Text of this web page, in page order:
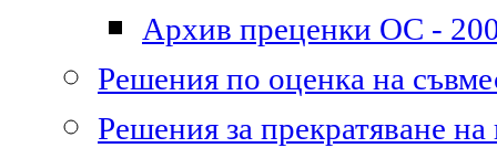
Архив преценки ОС -
Решения по оценка на
Решения за прекратяване